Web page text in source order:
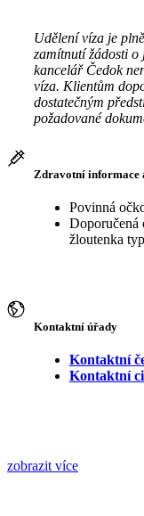
Udělení víza je
zamítnutí žádosti
kancelář Čedok
víza. Klientům
dostatečným
požadované
Zdravotní informace
Povinná
Doporučená
žloutenka
Kontaktní úřady
Kontaktní
Kontaktní
zobrazit více